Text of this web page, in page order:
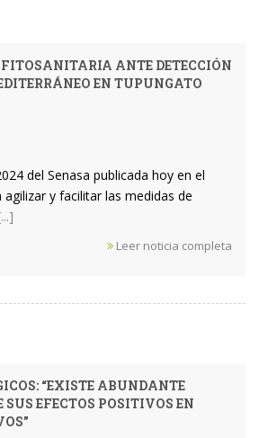
ANTE DETECCIÓN
EN TUPUNGATO
del Senasa publicada hoy en el
y facilitar las medidas de
Leer noticia completa
“EXISTE ABUNDANTE
SUS EFECTOS POSITIVOS EN